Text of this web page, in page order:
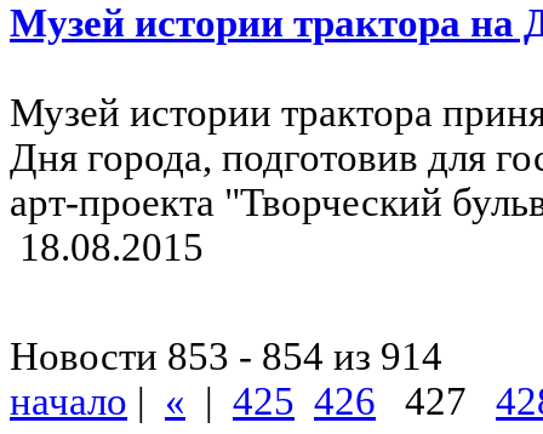
Музей истории трактора на
Музей истории трактора
Дня города, подготовив для
арт-проекта "Творческий
18.08.2015
Новости 853 - 854 из 914
начало | « | 425 426 427